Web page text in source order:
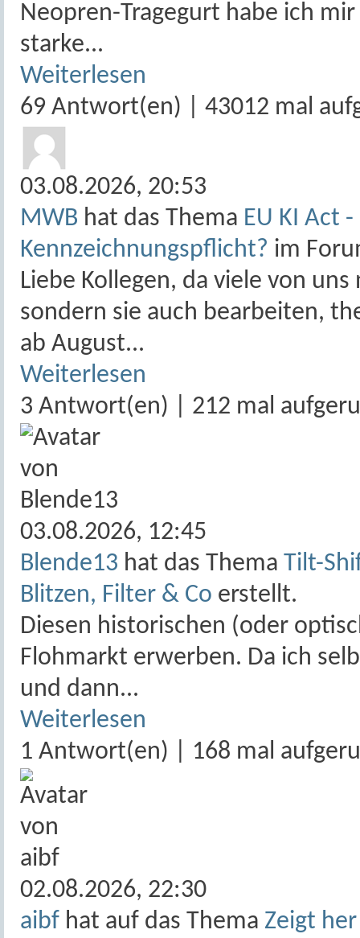
Neopren-Tragegurt habe ich
starke...
Weiterlesen
69 Antwort(en) | 43012 mal
03.08.2026, 20:53
MWB hat das Thema EU KI Act
Kennzeichnungspflicht? im
Liebe Kollegen, da viele von
sondern sie auch bearbeiten,
ab August...
Weiterlesen
3 Antwort(en) | 212 mal
03.08.2026, 12:45
Blende13 hat das Thema Tilt-
Blitzen, Filter & Co erstellt.
Diesen historischen (oder
Flohmarkt erwerben. Da ich
und dann...
Weiterlesen
1 Antwort(en) | 168 mal
02.08.2026, 22:30
aibf hat auf das Thema Zeigt